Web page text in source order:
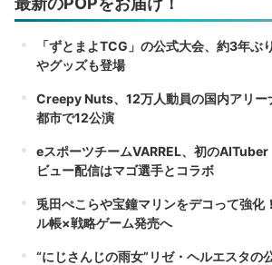
「ずとまよTCG」の公式大会、約3年
やグッズも登場
Creepy Nuts、12万人動員の国内アリ
都市で12公演
eスポーツチームVARREL、初の
ビュー配信はマゴ選手とコラボ
兎田ぺこらや宝鐘マリンをデコって強化
ル帳×戦略ゲーム発売へ
“にじさんじの雨女”リゼ・ヘルエスタの